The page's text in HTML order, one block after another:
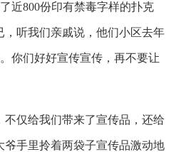
近800份印有禁毒字样的扑克
听我们亲戚说，他们小区去年
你们好好宣传宣传，再不要让
仅给我们带来了宣传品，还给
爷手里拎着两袋子宣传品激动地